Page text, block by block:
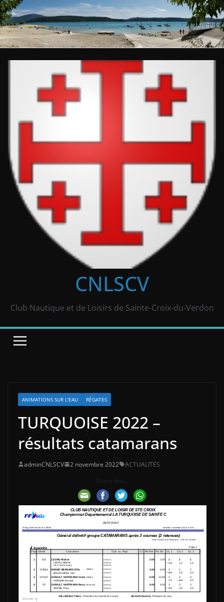
CNLSCV
Club Nautique et de Loisirs de Sainte-Croix-du-Verdon
ANIMATIONS SUR L'EAU RÉGATES
TURQUOISE 2022 –
résultats catamarans
adminCNLSCV 2 novembre 2022
ACTUALITES
Share this...